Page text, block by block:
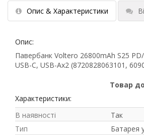
Опис & Характеристики
Опис:
Павербанк Voltero 26800mAh S25
USB-C, USB-Ax2 (8720828063101,
Товар
Характеристики:
В наявності
Так
Тип
Батарея